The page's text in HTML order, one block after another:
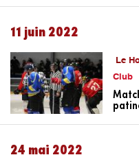
11 juin 2022
Le
Club
24 mai 2022